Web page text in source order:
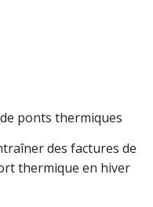
ponts thermiques
des factures de
thermique en hiver